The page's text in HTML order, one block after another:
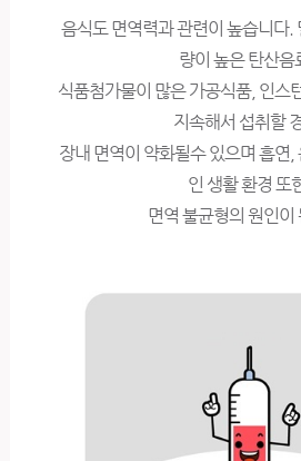
음식도 면역력과 관련이 높습니다.
량이 높은 탄산음
식품첨가물이 많은 가공식품, 인스
지속해서 섭취할
장내 면역이 약화될수 있으며 흡연,
인 생활 환경 또
면역 불균형의 원인이